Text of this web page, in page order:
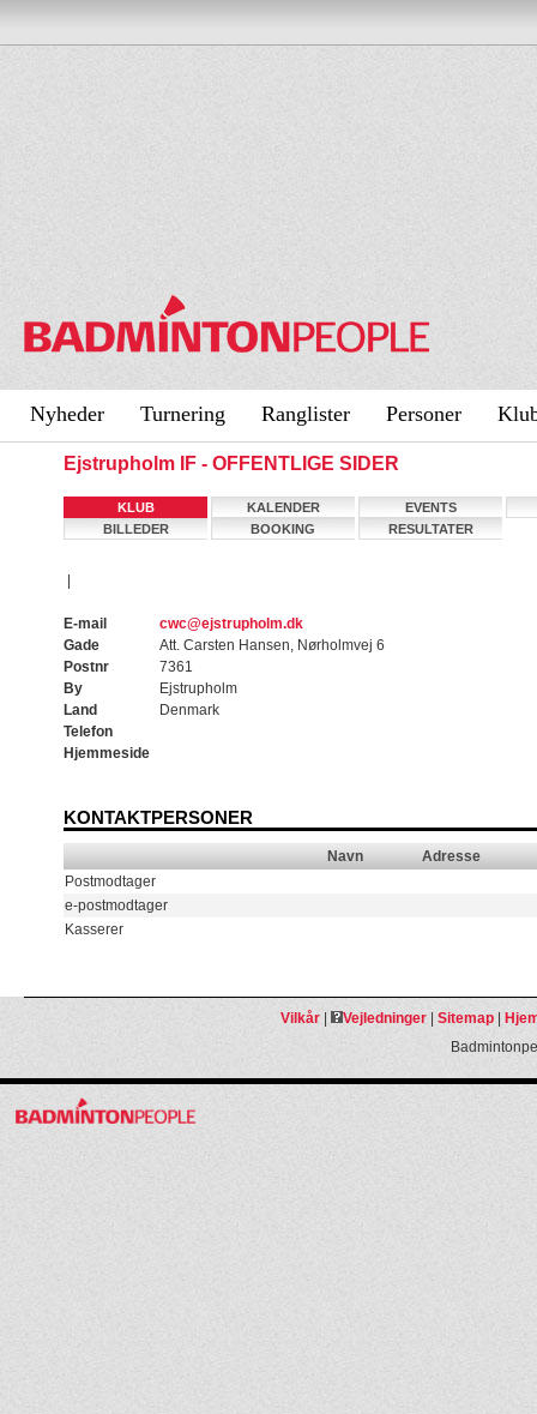
Nyheder Turnering Ranglister Personer
Ejstrupholm IF - OFFENTLIGE SIDER
KLUB KALENDER
EVENTS
BILLEDER
BOOKING RESULTATER
E-mail
cwc@ejstrupholm.dk
Gade
Att. Carsten Hansen, Nørholmvej 6
Postnr
7361
By
Ejstrupholm
Land
Denmark
Telefon
Hjemmeside
KONTAKTPERSONER
Navn
Adresse
Postmodtager
e-postmodtager
Kasserer
Vilkår| Vejledninger| Sitemap|